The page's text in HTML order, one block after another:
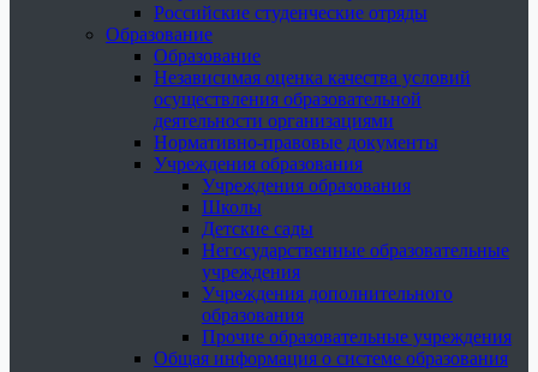
Российские студенческие отряды
Образование
Образование
Независимая оценка качества условий
осуществления образовательной
деятельности организациями
Нормативно-правовые документы
Учреждения образования
Учреждения образования
Школы
Детские сады
Негосударственные образовательные
учреждения
Учреждения дополнительного
образования
Прочие образовательные учреждения
Общая информация о системе образования